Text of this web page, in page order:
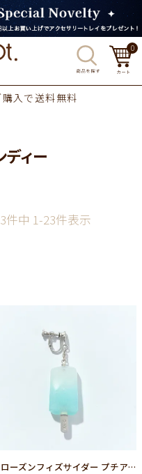
0
入で送料無料
ディー
件中 1-23件表示
フローズンフィズサイダー プチアイスキャンディー イヤリング